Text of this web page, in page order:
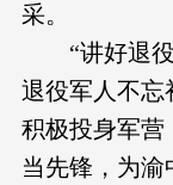
采。
“讲好退
退役军人不忘
积极投身军营
当先锋，为渝